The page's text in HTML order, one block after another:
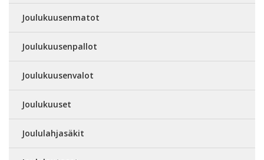
Joulukuusenmatot
Joulukuusenpallot
Joulukuusenvalot
Joulukuuset
Joululahjasäkit